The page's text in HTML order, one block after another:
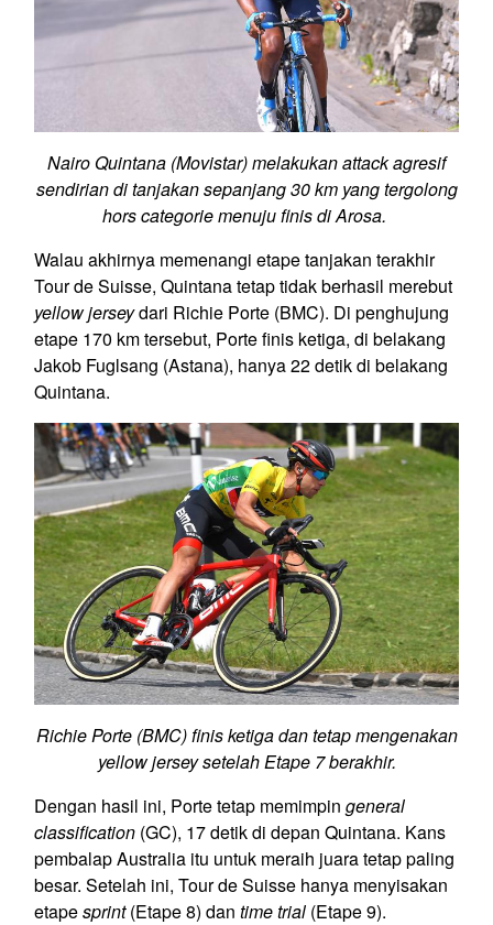
Nairo Quintana (Movistar) melakukan attack agresif
sendirian di tanjakan sepanjang 30 km yang tergolong
hors categorie menuju finis di Arosa.
Walau akhirnya memenangi etape tanjakan terakhir
Tour de Suisse, Quintana tetap tidak berhasil merebut
yellow jerseydari Richie Porte (BMC). Di penghujung
etape 170 km tersebut, Porte finis ketiga, di belakang
Jakob Fuglsang (Astana), hanya 22 detik di belakang
Quintana.
Richie Porte (BMC) finis ketiga dan tetap mengenakan
yellow jersey setelah Etape 7 berakhir.
Dengan hasil ini, Porte tetap memimpin general
classification (GC), 17 detik di depan Quintana. Kans
pembalap Australia itu untuk meraih juara tetap paling
besar. Setelah ini, Tour de Suisse hanya menyisakan
etapesprint(Etape 8) dan time trial (Etape 9).